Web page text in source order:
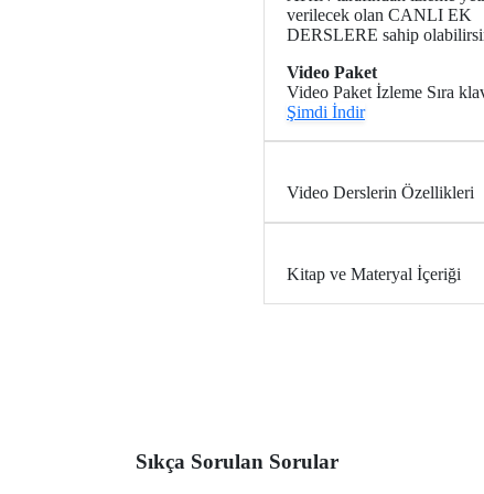
verilecek olan CANLI EK
DERSLERE sahip
Video Paket
Video Paket İzleme Sıra
Şimdi İndir
Video Derslerin Özellikleri
Kitap ve Materyal İçeriği
Sıkça Sorulan Sorular